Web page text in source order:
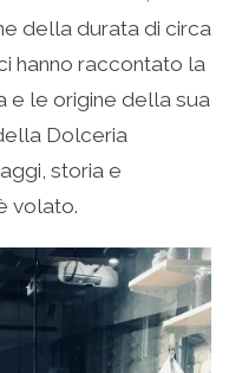
della durata di circa
hanno raccontato la
e le origine della sua
Dolceria
storia e
volato.